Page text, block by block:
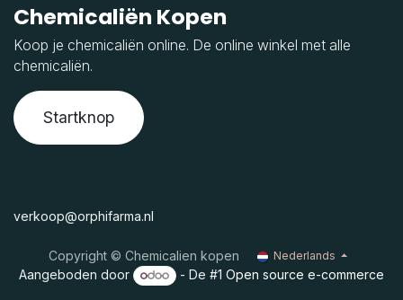
Chemicaliën Kopen
Koop je chemicaliën online. De online winkel met alle
chemicaliën.
Startknop
verkoop@orphifarma.nl
Copyright © Chemicalien kopen Nederlands
Aangeboden door - De #1Open source e-commerce